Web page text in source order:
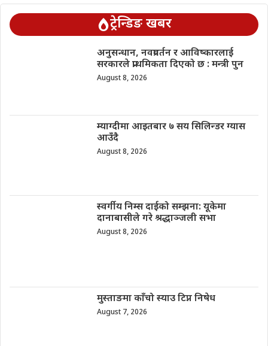
ट्रेन्डिङ खबर
अनुसन्धान, नवप्रवर्तन र आविष्कारलाई
सरकारले प्राथमिकता दिएको छ : मन्त्री पुन
August 8, 2026
म्याग्दीमा आइतबार ७ सय सिलिन्डर ग्यास
आउँदै
August 8, 2026
स्वर्गीय निम्स दाईको सम्झना: यूकेमा
दानाबासीले गरे श्रद्धाञ्जली सभा
August 8, 2026
मुस्ताङमा काँचो स्याउ टिप्न निषेध
August 7, 2026